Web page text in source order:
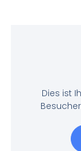
Dies ist